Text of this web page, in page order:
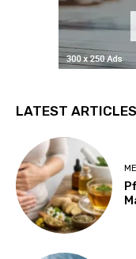
LATEST ARTICLES